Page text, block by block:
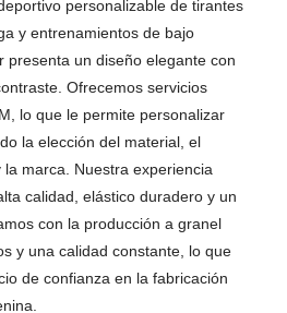
personalizable de tirantes
y entrenamientos de bajo
presenta un diseño elegante con
Ofrecemos servicios
lo que le permite personalizar
la elección del material, el
marca. Nuestra experiencia
calidad, elástico duradero y un
con la producción a granel
y una calidad constante, lo que
de confianza en la fabricación